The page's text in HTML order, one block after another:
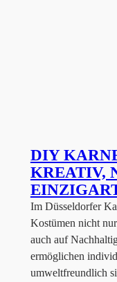
DIY
KREATIV,
Im Düsseldorfer
Kostümen nicht
auch auf
ermöglichen
umweltfreundlich